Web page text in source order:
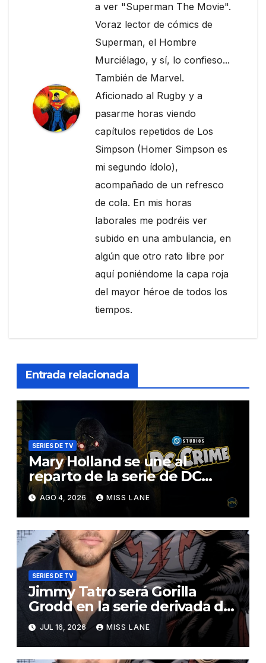
a ver "Superman The Movie".
Voraz lector de cómics de
Superman, el Hombre
Murciélago, y sí, lo confieso...
También de Marvel.
Aficionado al Rugby y a
pasarme horas viendo
capítulos repetidos de Los
Simpson (Homer Simpson es
mi segundo ídolo),
acompañado de un refresco
de cola. En mis horas
laborales me podréis ver
subido en una ambulancia, en
algún que otro rato libre por
aquí poniéndome la capa roja
del mayor héroe de todos los
tiempos.
Entrada relacionada
SERIES DE TV
Mary Holland se une al
reparto de la serie de DC
sobre Jimmy Olsen
AGO 4, 2026 MISS LANE
SERIES DE TV
Jimmy Tatro será Gorilla
Grodd en la serie derivada de
DC «DC Crime»
JUL 16, 2026 MISS LANE